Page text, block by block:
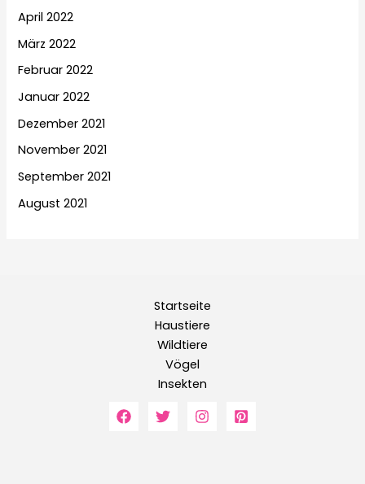
April 2022
März 2022
Februar 2022
Januar 2022
Dezember 2021
November 2021
September 2021
August 2021
Startseite
Haustiere
Wildtiere
Vögel
Insekten